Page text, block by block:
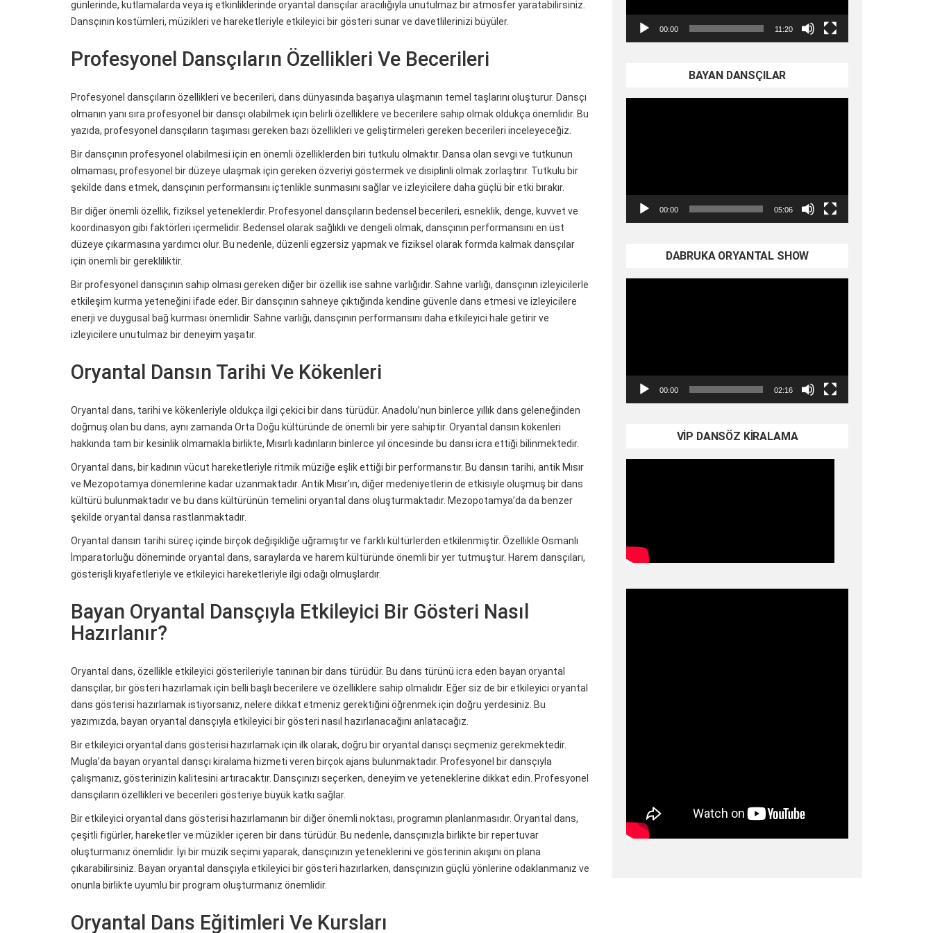
günlerinde, kutlamalarda veya iş etkinliklerinde oryantal dansçılar aracılığıyla unutulmaz bir atmosfer yaratabilirsiniz.
Dansçının kostümleri, müzikleri ve hareketleriyle etkileyici bir gösteri sunar ve davetlilerinizi büyüler.
Profesyonel Dansçıların Özellikleri Ve Becerileri
Profesyonel dansçıların özellikleri ve becerileri, dans dünyasında başarıya ulaşmanın temel taşlarını oluşturur. Dansçı
olmanın yanı sıra profesyonel bir dansçı olabilmek için belirli özelliklere ve becerilere sahip olmak oldukça önemlidir. Bu
yazıda, profesyonel dansçıların taşıması gereken bazı özellikleri ve geliştirmeleri gereken becerileri inceleyeceğiz.
Bir dansçının profesyonel olabilmesi için en önemli özelliklerden biri tutkulu olmaktır. Dansa olan sevgi ve tutkunun
olmaması, profesyonel bir düzeye ulaşmak için gereken özveriyi göstermek ve disiplinli olmak zorlaştırır. Tutkulu bir
şekilde dans etmek, dansçının performansını içtenlikle sunmasını sağlar ve izleyicilere daha güçlü bir etki bırakır.
Bir diğer önemli özellik, fiziksel yeteneklerdir. Profesyonel dansçıların bedensel becerileri, esneklik, denge, kuvvet ve
koordinasyon gibi faktörleri içermelidir. Bedensel olarak sağlıklı ve dengeli olmak, dansçının performansını en üst
düzeye çıkarmasına yardımcı olur. Bu nedenle, düzenli egzersiz yapmak ve fiziksel olarak formda kalmak dansçılar
için önemli bir gerekliliktir.
Bir profesyonel dansçının sahip olması gereken diğer bir özellik ise sahne varlığıdır. Sahne varlığı, dansçının izleyicilerle
etkileşim kurma yeteneğini ifade eder. Bir dansçının sahneye çıktığında kendine güvenle dans etmesi ve izleyicilere
enerji ve duygusal bağ kurması önemlidir. Sahne varlığı, dansçının performansını daha etkileyici hale getirir ve
izleyicilere unutulmaz bir deneyim yaşatır.
Oryantal Dansın Tarihi Ve Kökenleri
Oryantal dans, tarihi ve kökenleriyle oldukça ilgi çekici bir dans türüdür. Anadolu’nun binlerce yıllık dans geleneğinden
doğmuş olan bu dans, aynı zamanda Orta Doğu kültüründe de önemli bir yere sahiptir. Oryantal dansın kökenleri
hakkında tam bir kesinlik olmamakla birlikte, Mısırlı kadınların binlerce yıl öncesinde bu dansı icra ettiği bilinmektedir.
Oryantal dans, bir kadının vücut hareketleriyle ritmik müziğe eşlik ettiği bir performanstır. Bu dansın tarihi, antik Mısır
ve Mezopotamya dönemlerine kadar uzanmaktadır. Antik Mısır’ın, diğer medeniyetlerin de etkisiyle oluşmuş bir dans
kültürü bulunmaktadır ve bu dans kültürünün temelini oryantal dans oluşturmaktadır. Mezopotamya’da da benzer
şekilde oryantal dansa rastlanmaktadır.
Oryantal dansın tarihi süreç içinde birçok değişikliğe uğramıştır ve farklı kültürlerden etkilenmiştir. Özellikle Osmanlı
İmparatorluğu döneminde oryantal dans, saraylarda ve harem kültüründe önemli bir yer tutmuştur. Harem dansçıları,
gösterişli kıyafetleriyle ve etkileyici hareketleriyle ilgi odağı olmuşlardır.
Bayan Oryantal Dansçıyla Etkileyici Bir Gösteri Nasıl
Hazırlanır?
Oryantal dans, özellikle etkileyici gösterileriyle tanınan bir dans türüdür. Bu dans türünü icra eden bayan oryantal
dansçılar, bir gösteri hazırlamak için belli başlı becerilere ve özelliklere sahip olmalıdır. Eğer siz de bir etkileyici oryantal
dans gösterisi hazırlamak istiyorsanız, nelere dikkat etmeniz gerektiğini öğrenmek için doğru yerdesiniz. Bu
yazımızda, bayan oryantal dansçıyla etkileyici bir gösteri nasıl hazırlanacağını anlatacağız.
Bir etkileyici oryantal dans gösterisi hazırlamak için ilk olarak, doğru bir oryantal dansçı seçmeniz gerekmektedir.
Mugla’da bayan oryantal dansçı kiralama hizmeti veren birçok ajans bulunmaktadır. Profesyonel bir dansçıyla
çalışmanız, gösterinizin kalitesini artıracaktır. Dansçınızı seçerken, deneyim ve yeteneklerine dikkat edin. Profesyonel
dansçıların özellikleri ve becerileri gösteriye büyük katkı sağlar.
Bir etkileyici oryantal dans gösterisi hazırlamanın bir diğer önemli noktası, programın planlanmasıdır. Oryantal dans,
çeşitli figürler, hareketler ve müzikler içeren bir dans türüdür. Bu nedenle, dansçınızla birlikte bir repertuvar
oluşturmanız önemlidir. İyi bir müzik seçimi yaparak, dansçınızın yeteneklerini ve gösterinin akışını ön plana
çıkarabilirsiniz. Bayan oryantal dansçıyla etkileyici bir gösteri hazırlarken, dansçınızın güçlü yönlerine odaklanmanız ve
onunla birlikte uyumlu bir program oluşturmanız önemlidir.
Oryantal Dans Eğitimleri Ve Kursları
00:00 11:20
BAYAN DANSÇILAR
00:00 05:06
DABRUKA ORYANTAL SHOW
00:00 02:16
VİP DANSÖZ KİRALAMA